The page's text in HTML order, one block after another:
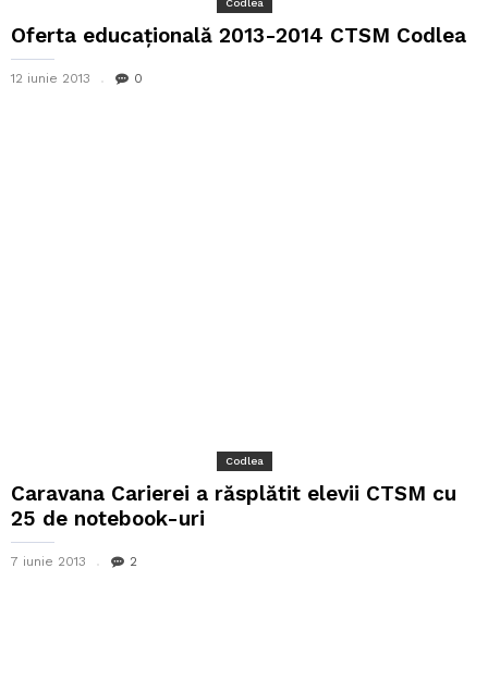
Codlea
Oferta educaţională 2013-2014 CTSM Codlea
12 iunie 2013 0
Codlea
Caravana Carierei a răsplătit elevii CTSM cu
25 de notebook-uri
7 iunie 2013 2